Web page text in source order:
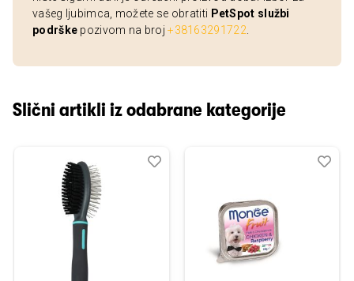
vašeg ljubimca, možete se obratiti PetSpot službi
podrške pozivom na broj+38163291722
Slični artikli iz odabrane kategorije
Dodaj
Uporedi